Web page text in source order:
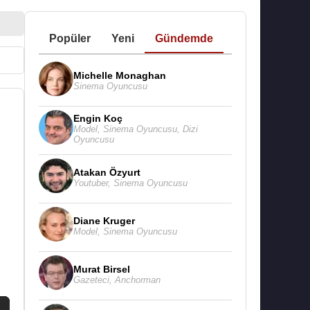
Popüler Yeni Gündemde
Michelle Monaghan
Sinema Oyuncusu
Engin Koç
Model, Sinema Oyuncusu, Dizi
Oyuncusu
Atakan Özyurt
Youtuber, Sinema Oyuncusu
Diane Kruger
Model, Sinema Oyuncusu
Murat Birsel
Gazeteci, Anchorman